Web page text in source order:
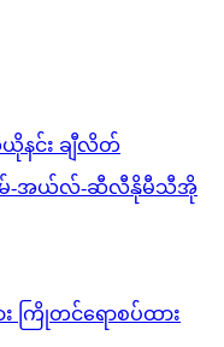
နင်း ချီလိတ်
မ်-အယ်လ်-ဆီလီနိုမီသီအို
ကြိုတင်ရောစပ်ထား